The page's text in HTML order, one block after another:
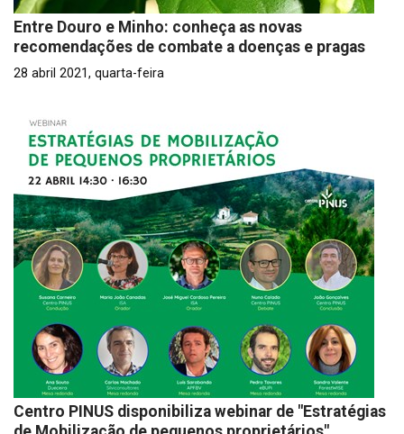
Entre Douro e Minho: conheça as novas
recomendações de combate a doenças e pragas
28 abril 2021, quarta-feira
Centro PINUS disponibiliza webinar de "Estratégias